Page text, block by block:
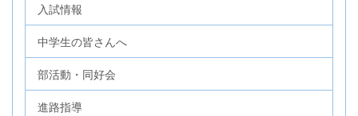
入試情報
中学生の皆さんへ
部活動・同好会
進路指導